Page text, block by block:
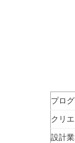
プロ
クリ
設計